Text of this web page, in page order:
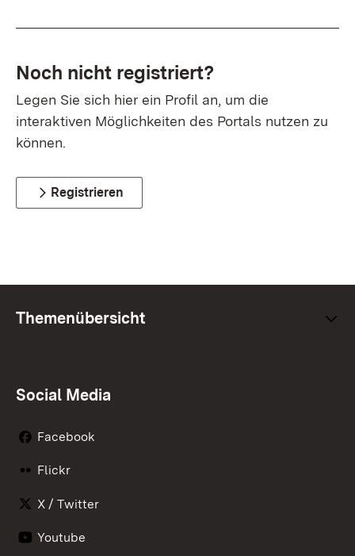
Noch nicht registriert?
Legen Sie sich hier ein Profil an, um die
interaktiven Möglichkeiten des Portals nutzen zu
können.
Registrieren
Themenübersicht
Social Media
Facebook
Flickr
X / Twitter
Youtube